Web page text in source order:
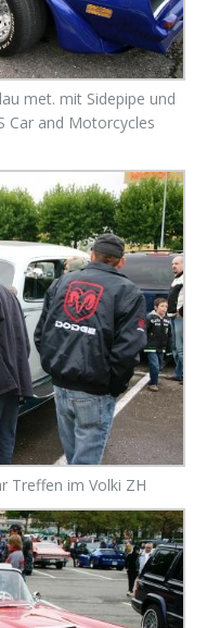
met. mit Sidepipe und
Car and Motorcycles
Treffen im Volki ZH